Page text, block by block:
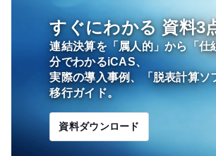
すぐにわかる資料3
連結決算を「属人的」から「仕
分でわかるiCAS、
実際の導入事例、「脱表計算ソ
移行ガイド。
資料ダウンロード